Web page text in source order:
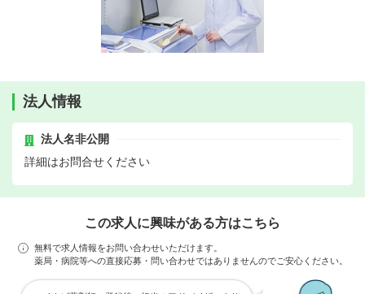
法人情報
法人名非公開
詳細はお問合せください
この求人に興味がある方はこちら
無料で求人情報をお問い合わせいただけます。
薬局・病院等への直接応募・問い合わせではありませんのでご安心ください。